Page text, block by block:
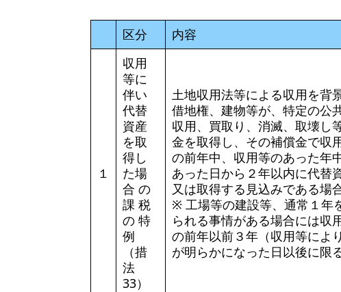
区分 内容
１
収用
等に
伴い
代替
資産
を取
得し
た場
合 の
課 税
の 特
例
（措
法
33）
土地収用法等による収用を背
借地権、建物等が、特定の公
収用、買取り、消滅、取壊し
金を取得し、その補償金で収
の前年中、収用等のあった年
あった日から２年以内に代替
又は取得する見込みである場
※ 工場等の建設等、通常１年
られる事情がある場合には収
の前年以前３年（収用等によ
が明らかになった日以後に限